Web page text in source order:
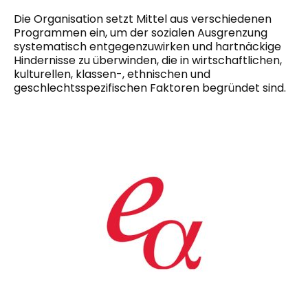
Die Organisation setzt Mittel aus verschiedenen
Programmen ein, um der sozialen Ausgrenzung
systematisch entgegenzuwirken und hartnäckige
Hindernisse zu überwinden, die in wirtschaftlichen,
kulturellen, klassen-, ethnischen und
geschlechtsspezifischen Faktoren begründet sind.